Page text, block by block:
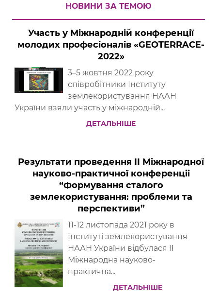
НОВИНИ ЗА ТЕМОЮ
Участь у Міжнародній конференції
молодих професіоналів «GEOTERRACE-
2022»
3–5 жовтня 2022 року
співробітники Інституту
землекористування НААН
України взяли участь у міжнародній...
ДЕТАЛЬНІШЕ
Результати проведення ІI Міжнародної
науково-практичної конференціі
“Формування сталого
землекористування: проблеми та
перспективи”
11-12 листопада 2021 року в
Інституті землекористування
НААН України відбулася IІ
Міжнародна науково-
практична...
ДЕТАЛЬНІШЕ